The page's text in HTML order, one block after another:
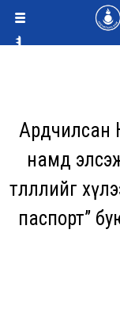
Ардчилсан
намд
төлөөллийг
паспорт”